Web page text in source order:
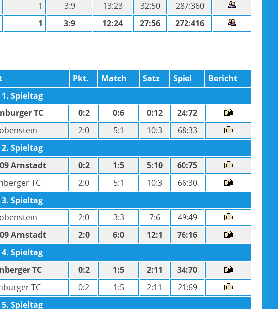
1 3:9 13:23 32:50
287:360
1 3:9 12:24 27:56 272:416
Pkt. Match Satz Spiel
Bericht
1. Spieltag
TC 0:2 0:6 0:12
24:72
2:0 5:1 10:3
68:33
2. Spieltag
09 Arnstadt 0:2 1:5 5:10
60:75
TC 2:0 5:1 10:3
66:30
3. Spieltag
2:0 3:3 7:6
49:49
09 Arnstadt 2:0 6:0 12:1
76:16
4. Spieltag
TC 0:2 1:5 2:11
34:70
TC 0:2 1:5 2:11
21:69
5. Spieltag